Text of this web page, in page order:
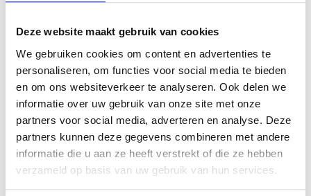
Deze website maakt gebruik van cookies
We gebruiken cookies om content en advertenties te
personaliseren, om functies voor social media te bieden
en om ons websiteverkeer te analyseren. Ook delen we
informatie over uw gebruik van onze site met onze
partners voor social media, adverteren en analyse. Deze
partners kunnen deze gegevens combineren met andere
informatie die u aan ze heeft verstrekt of die ze hebben
verzameld op basis van uw gebruik van hun services.
INSPIRATIE
RECEPTEN EN TIPS
VAN ONZE GRILL MASTERS
MEER INFORMATIE